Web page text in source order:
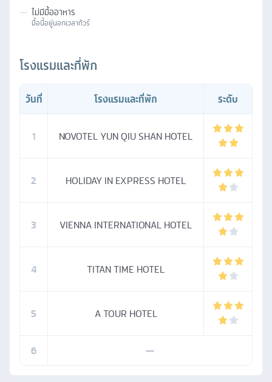
— ไม่มีมื้ออาหาร
มื้อนี้อยู่นอกเวลาทัวร์
โรงแรมและที่พัก
วันที่ โรงแรมและที่พัก ระดับ
1 NOVOTEL YUN QIU SHAN HOTEL
2 HOLIDAY IN EXPRESS HOTEL
3 VIENNA INTERNATIONAL HOTEL
4 TITAN TIME HOTEL
5 A TOUR HOTEL
6 —